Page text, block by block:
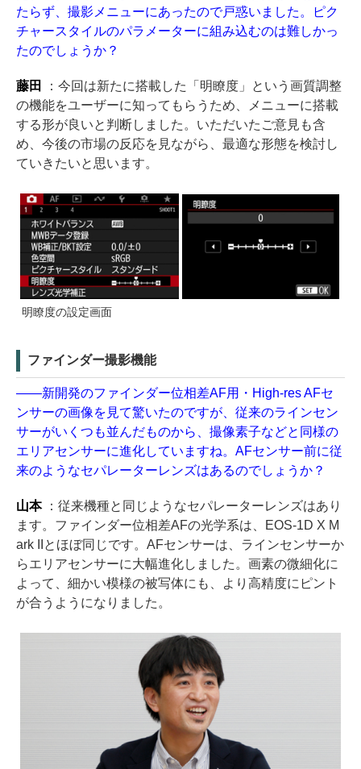
たらず、撮影メニューにあったので戸惑いました。ピク
チャースタイルのパラメーターに組み込むのは難しかっ
たのでしょうか？
藤田
：今回は新たに搭載した「明瞭度」という画質調整
の機能をユーザーに知ってもらうため、メニューに搭載
する形が良いと判断しました。いただいたご意見も含
め、今後の市場の反応を見ながら、最適な形態を検討し
ていきたいと思います。
明瞭度の設定画面
ファインダー撮影機能
――新開発のファインダー位相差AF用・High-res AFセ
ンサーの画像を見て驚いたのですが、従来のラインセン
サーがいくつも並んだものから、撮像素子などと同様の
エリアセンサーに進化していますね。AFセンサー前に従
来のようなセパレーターレンズはあるのでしょうか？
山本 ：従来機種と同じようなセパレーターレンズはあり
ます。ファインダー位相差AFの光学系は、EOS-1D X M
ark IIとほぼ同じです。AFセンサーは、ラインセンサーか
らエリアセンサーに大幅進化しました。画素の微細化に
よって、細かい模様の被写体にも、より高精度にピント
が合うようになりました。